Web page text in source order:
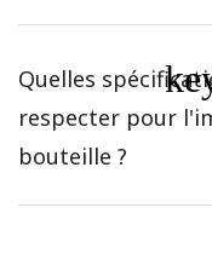
Quelles
respecter pour
bouteille ?